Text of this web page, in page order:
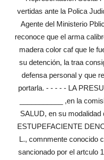
vertidas ante la Polica
Agente del Ministerio
reconoce que el arma
madera color caf que le
su detención, la traa
defensa personal y que
portarla. - - - - - LA
___________ ,en la
SALUD, en su
ESTUPEFACIENTE
L., comnmente conocido
sancionado por el artculo